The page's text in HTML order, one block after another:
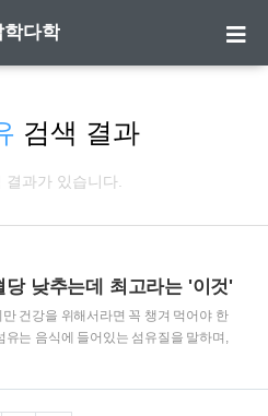
학다학
검색 결과
결과가 있습니다.
당 낮추는데 최고라는 '이것'
건강을 위해서라면 꼭 챙겨 먹어야 한
유는 음식에 들어있는 섬유질을 말하며,
조류에 많이 포함되어 있다. 식이섬유는